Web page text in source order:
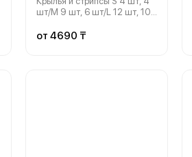
шт/M 9 шт, 6 шт/L 12 шт, 10
от 4690 ₸